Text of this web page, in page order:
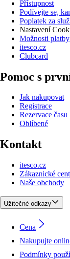
Přístupnost
Podívejte se,
Poplatek za
Nastavení
Možnosti platby
itesco.cz
Clubcard
Pomoc s
Jak nakupovat
Registrace
Rezervace času
Oblíbené
Kontakt
itesco.cz
Zákaznické
Naše obchody
Užitečné odkazy
Cena
Nakupujte
Podmínky